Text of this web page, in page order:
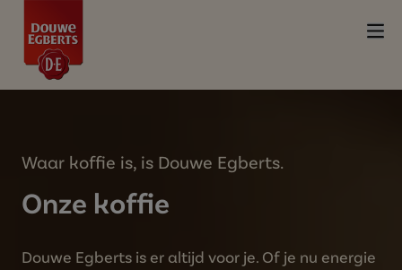
Waar koffie is, is Douwe Egberts.
Onze koffie
Douwe Egberts is er altijd voor je. Of je nu energie